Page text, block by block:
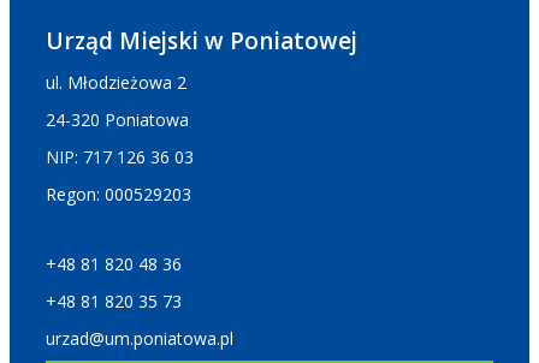
Urząd Miejski w Poniatowej
ul. Młodzieżowa 2
24-320 Poniatowa
NIP: 717 126 36 03
Regon: 000529203
+48 81 820 48 36
+48 81 820 35 73
urzad@um.poniatowa.pl